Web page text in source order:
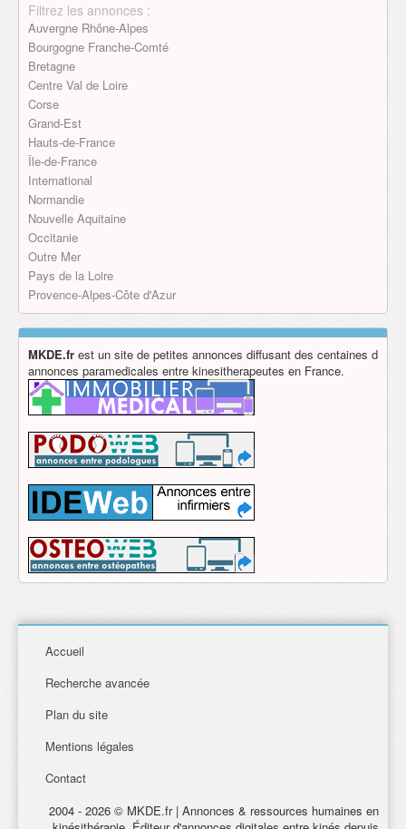
Envoyer
Filtrez les annonces :
Auvergne Rhône-Alpes
Bourgogne Franche-Comté
Bretagne
Centre Val de Loire
Corse
Grand-Est
Hauts-de-France
Île-de-France
International
Normandie
Nouvelle Aquitaine
Occitanie
Outre Mer
Pays de la Loire
Provence-Alpes-Côte d'Azur
MKDE.fr est un site de petites annonces diffusant des centaines d
annonces paramedicales entre kinesitherapeutes en France.
Accueil
Recherche avancée
Plan du site
Mentions légales
Contact
2004 - 2026 © MKDE.fr | Annonces & ressources humaines en